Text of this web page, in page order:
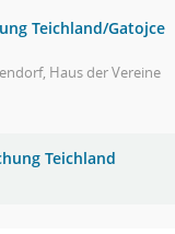
Teichland/Gatojce
Haus der Vereine
Teichland